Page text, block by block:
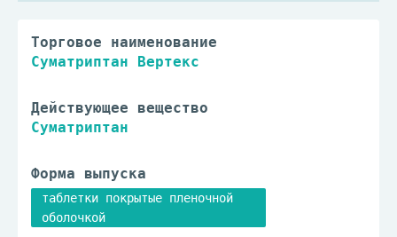
Торговое наименование
Суматриптан Вертекс
Действующее вещество
Суматриптан
Форма выпуска
таблетки покрытые пленочной
оболочкой